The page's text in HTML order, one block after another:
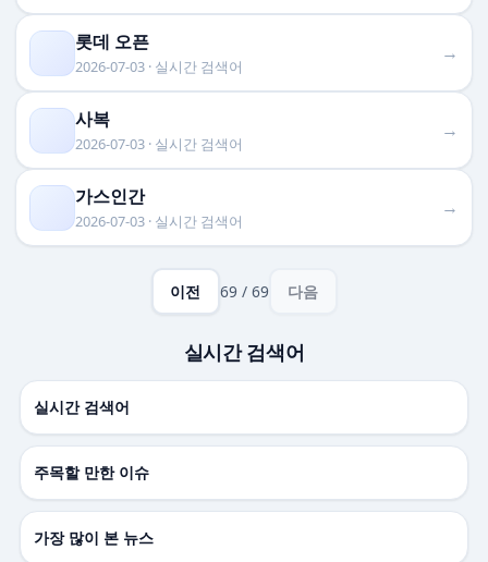
롯데 오픈
2026-07-03 · 실시간 검색어
→
사복
2026-07-03 · 실시간 검색어
→
가스인간
2026-07-03 · 실시간 검색어
→
이전 69 / 69 다음
실시간 검색어
실시간 검색어
주목할 만한 이슈
가장 많이 본 뉴스